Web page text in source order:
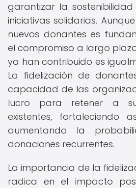
garantizar la
iniciativas solidarias.
nuevos donantes es
el compromiso a largo
ya han contribuido es
La fidelización de
capacidad de las
lucro para retener a
existentes, fortaleciendo
aumentando la
donaciones recurrentes.
La importancia de la
radica en el impacto